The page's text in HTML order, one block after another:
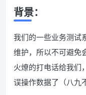
背景：
我们的一些业务测试
维护，所以不可避免
火燎的打电话给我们
误操作数据了（八九